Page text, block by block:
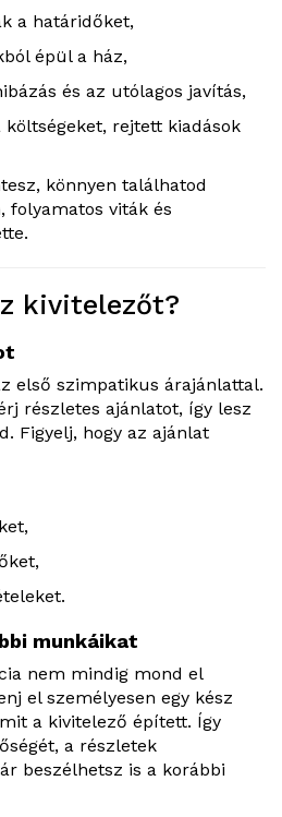
a határidőket,
épül a ház,
és az utólagos javítás,
rejtett kiadások
könnyen találhatod
folyamatos viták és
kivitelezőt?
első szimpatikus árajánlattal.
részletes ajánlatot, így lesz
Figyelj, hogy az ajánlat
munkáikat
nem mindig mond el
el személyesen egy kész
a kivitelező épített. Így
a részletek
beszélhetsz is a korábbi